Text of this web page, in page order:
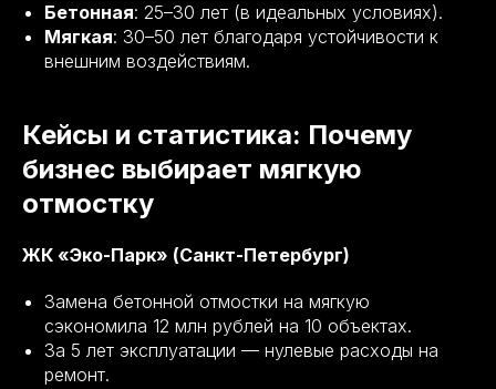
Бетонная: 25–30 лет (в идеальных условиях).
Мягкая: 30–50 лет благодаря устойчивости к
внешним воздействиям.
Кейсы и статистика: Почему
бизнес выбирает мягкую
отмостку
ЖК «Эко-Парк» (Санкт-Петербург)
Замена бетонной отмостки на мягкую
сэкономила 12 млн рублей на 10 объектах.
За 5 лет эксплуатации — нулевые расходы на
ремонт.